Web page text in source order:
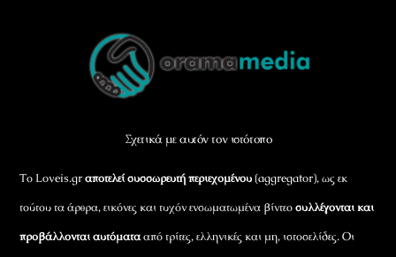
To
Σχετικά με αυτόν τον ιστότοπο
Το Loveis.grαποτελεί συσσωρευτή περιεχομένου(aggregator), ως εκ
τούτου τα άρθρα, εικόνες και τυχόν ενσωματωμένα βίντεοσυλλέγονται και
προβάλλονται αυτόματααπό τρίτες, ελληνικές και μη, ιστοσελίδες. Οι